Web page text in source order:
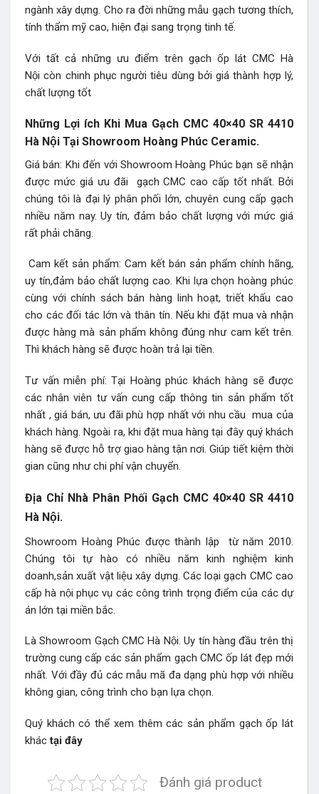
ngành xây dựng. Cho ra đời những mẫu gạch tương thích,
tính thẩm mỹ cao, hiện đại sang trọng tinh tế.
Với tất cả những ưu điểm trên gạch ốp lát CMC Hà
Nội còn chinh phục người tiêu dùng bởi giá thành hợp lý,
chất lượng tốt
Những Lợi ích Khi Mua Gạch CMC 40×40 SR 4410
Hà Nội Tại Showroom Hoàng Phúc Ceramic.
Giá bán: Khi đến với Showroom Hoàng Phúc bạn sẽ nhận
được mức giá ưu đãi gạch CMC cao cấp tốt nhất. Bởi
chúng tôi là đại lý phân phối lớn, chuyên cung cấp gạch
nhiều năm nay. Uy tín, đảm bảo chất lượng với mức giá
rất phải chăng.
Cam kết sản phẩm: Cam kết bán sản phẩm chính hãng,
uy tín,đảm bảo chất lượng cao. Khi lựa chọn hoàng phúc
cùng với chính sách bán hàng linh hoạt, triết khấu cao
cho các đối tác lớn và thân tín. Nếu khi đặt mua và nhận
được hàng mà sản phẩm không đúng như cam kết trên.
Thì khách hàng sẽ được hoàn trả lại tiền.
Tư vấn miễn phí: Tại Hoàng phúc khách hàng sẽ được
các nhân viên tư vấn cung cấp thông tin sản phẩm tốt
nhất , giá bán, ưu đãi phù hợp nhất với nhu cầu mua của
khách hàng. Ngoài ra, khi đặt mua hàng tại đây quý khách
hàng sẽ được hỗ trợ giao hàng tận nơi. Giúp tiết kiệm thời
gian cũng như chi phí vận chuyển.
Địa Chỉ Nhà Phân Phối Gạch CMC 40×40 SR 4410
Hà Nội.
Showroom Hoàng Phúc được thành lập từ năm 2010.
Chúng tôi tự hào có nhiều năm kinh nghiệm kinh
doanh,sản xuất vật liệu xây dựng. Các loại gạch CMC cao
cấp hà nội phục vụ các công trình trọng điểm của các dự
án lớn tại miền bắc.
Là Showroom Gạch CMC Hà Nội. Uy tín hàng đầu trên thị
trường cung cấp các sản phẩm gạch CMC ốp lát đẹp mới
nhất. Với đầy đủ các mẫu mã đa dạng phù hợp với nhiều
không gian, công trình cho bạn lựa chọn.
Quý khách có thể xem thêm các sản phẩm gạch ốp lát
khác tại đây
Đánh giá product